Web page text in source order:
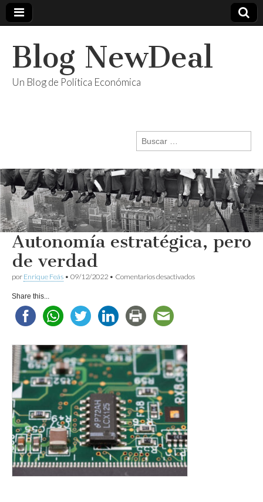
Blog NewDeal
Un Blog de Política Económica
Buscar:
Autonomía estratégica, pero
de verdad
por Enrique Feás • 09/12/2022 • Comentarios desactivadosen
Share this...